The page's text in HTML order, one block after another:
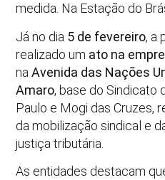
medida. Na Estação do
Já no dia 5 de fevereiro, a
realizado um ato na
naAvenida das Nações
Amaro, base do Sindicato
Paulo e Mogi das Cruzes,
da mobilização sindical e
justiça tributária.
As entidades destacam